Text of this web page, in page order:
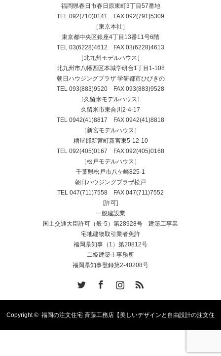
福岡県春日市春日原東町3丁目57番地
TEL 092(710)0141 FAX 092(791)5309
［東京本社］
東京都中央区銀座4丁目13番11号6階
TEL 03(6228)4612 FAX 03(6228)4613
［北九州モデルハウス］
北九州市八幡西区本城学研台1丁目1-108
朝日ハウジングプラザ 学研都市ひびきの
TEL 093(883)9520 FAX 093(883)9528
［久留米モデルハウス］
久留米市東合川2-4-17
TEL 0942(41)8817 FAX 0942(41)8818
［新宮モデルハウス］
糟屋郡新宮町新宮東5-12-10
TEL 092(405)0167 FAX 092(405)0168
［松戸モデルハウス］
千葉県松戸市八ケ崎825-1
朝日ハウジングプラザ松戸
TEL 047(711)7558 FAX 047(711)7552
[許可]
一般建設業
国土交通大臣許可（般-5）第28928号 建築工事業
宅地建物取引業者免許
福岡県知事（1）第20812号
二級建築士事務所
福岡県知事登録第2-40208号
Copyright © 福岡の注文住宅 斉藤工務店【美しいデザインと自由設計の注文住